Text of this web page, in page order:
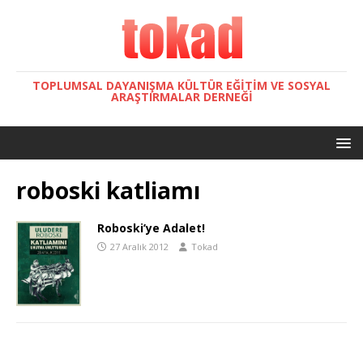
TOPLUMSAL DAYANIŞMA KÜLTÜR EĞITIM VE SOSYAL
ARAŞTIRMALAR DERNEĞI
roboski katliamı
Roboski’ye Adalet!
27 Aralık 2012 Tokad